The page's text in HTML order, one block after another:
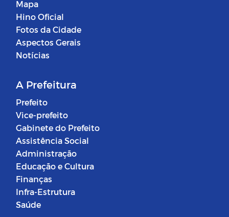
Mapa
Hino Oficial
Fotos da Cidade
Aspectos Gerais
Notícias
A Prefeitura
Prefeito
Vice-prefeito
Gabinete do Prefeito
Assistência Social
Administração
Educação e Cultura
Finanças
Infra-Estrutura
Saúde